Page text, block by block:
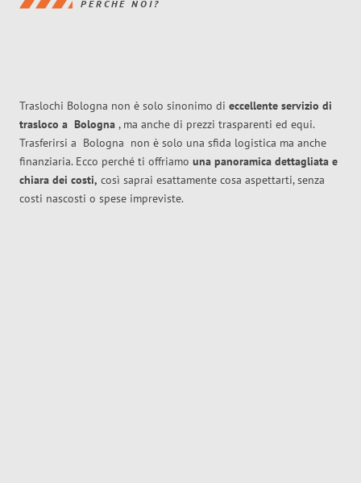
PERCHÉ NOI?
Traslochi Bologna non è solo sinonimo di eccellente servizio di
trasloco a Bologna , ma anche di prezzi trasparenti ed equi.
Trasferirsi a Bologna non è solo una sfida logistica ma anche
finanziaria. Ecco perché ti offriamo una panoramica dettagliata e
chiara dei costi, così saprai esattamente cosa aspettarti, senza
costi nascosti o spese impreviste.